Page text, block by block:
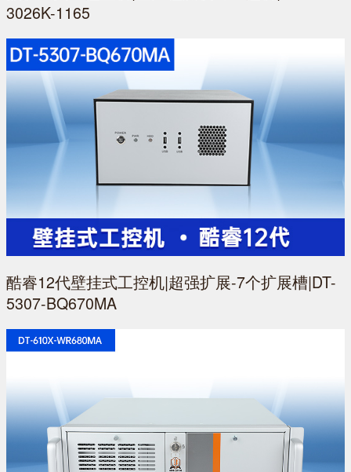
3026K-1165
酷睿12代壁挂式工控机|超强扩展-7个扩展槽|DT-
5307-BQ670MA